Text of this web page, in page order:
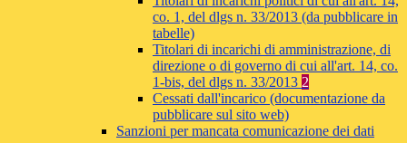
co. 1, del dlgs n. 33/2013 (da pubblicare in
tabelle)
Titolari di incarichi di amministrazione, di
direzione o di governo di cui all'art. 14, co.
1-bis, del dlgs n. 33/2013 2
Cessati dall'incarico (documentazione da
pubblicare sul sito web)
Sanzioni per mancata comunicazione dei dati